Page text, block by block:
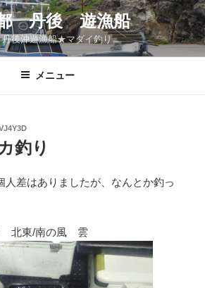
都 丹後 遊漁船
後沖遊漁船★マダイ釣り
メニュー
釣り
差はありましたが、なんとか釣っ
北東/南の風 雲